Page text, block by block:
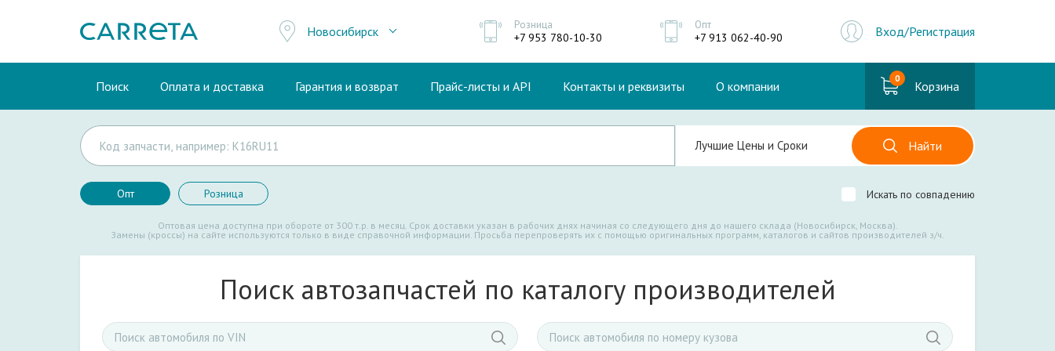
Новосибирск Розница
+7 953 780-10-30
Опт
+7 913 062-40-90 Вход/Регистрация
Поиск Оплата и доставка Гарантия и возврат Прайс-листы и API Контакты и реквизиты О компании 0 Корзина
Найти
Опт Розница Искать по совпадению
Оптовая цена доступна при обороте от 300 т.р. в месяц. Срок доставки указан в рабочих днях начиная со следующего дня до нашего склада (Новосибирск, Москва).
Замены (кроссы) на сайте используются только в виде справочной информации. Просьба перепроверять их с помощью оригинальных программ, каталогов и сайтов производителей з/ч.
Поиск автозапчастей по каталогу производителей
Поиск
автомобиля
Поиск
автомобиля